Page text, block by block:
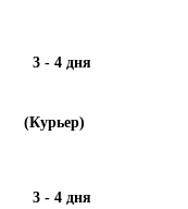
3 - 4 дня
(Курьер)
3 - 4 дня